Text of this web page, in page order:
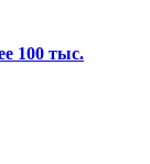
100 тыс.